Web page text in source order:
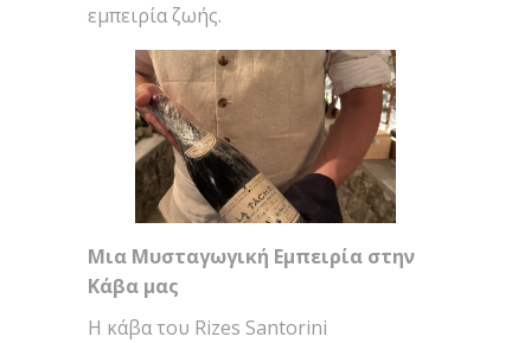
εμπειρία ζωής.
Μια Μυσταγωγική Εμπειρία στην
Κάβα μας
Η κάβα του Rizes Santorini